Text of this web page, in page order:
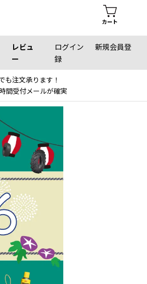
カート
レビュ
ー
ログイン
新規会員登
録
も注文承ります！
間受付メールが確実